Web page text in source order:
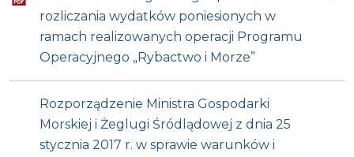
rozliczania wydatków poniesionych w
ramach realizowanych operacji Programu
Operacyjnego „Rybactwo i Morze”
Rozporządzenie Ministra Gospodarki
Morskiej i Żeglugi Śródlądowej z dnia 25
stycznia 2017 r. w sprawie warunków i